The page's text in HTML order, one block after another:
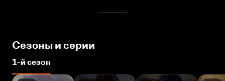
Сезоны и серии
1-й сезон